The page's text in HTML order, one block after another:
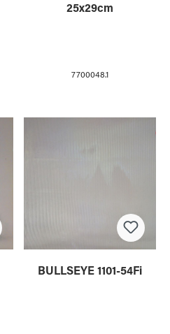
25x29cm
7700048.1
BULLSEYE 1101-54Fi